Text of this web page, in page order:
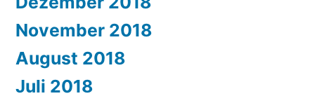
November 2018
August 2018
Juli 2018